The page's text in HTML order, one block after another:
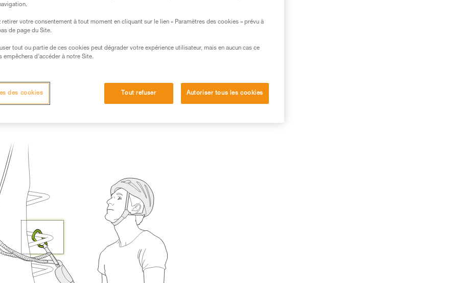
et un entraînement spécifique. Validez avec
seul, en toute sécurité, avant de la
liées à votre activité. Il peut en exister d’autres que
retirer votre consentement à tout moment en cliquant sur le lien « Paramètres des cookies » prévu à
de page du Site.
tout ou partie de ces cookies peut dégrader votre expérience utilisateur, mais en aucun cas ce
empêchera d’accéder à notre Site.
Tout refuser Autoriser tous les cookies
des cookies